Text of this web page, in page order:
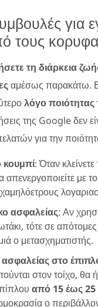
για
τους
τη διάρκεια
αμέσως παρακάτω.
λόγο ποιότητας
της Google δεν
για την
κουμπί: Όταν
απενεργοποιείτε με
χαμηλόετρους
ασφαλείας: Αν
τότε σε
ο μετασχηματιστής.
στο
στον τοίχο, θα
από 15 έως 25
ο